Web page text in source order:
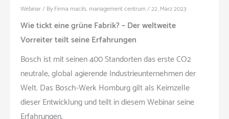
Webinar/ By Firma macils. management centrum /22. März 2023
Wie tickt eine grüne Fabrik? – Der weltweite
Vorreiter teilt seine Erfahrungen
Bosch ist mit seinen 400 Standorten das erste CO2
neutrale, global agierende Industrieunternehmen der
Welt. Das Bosch-Werk Homburg gilt als Keimzelle
dieser Entwicklung und teilt in diesem Webinar seine